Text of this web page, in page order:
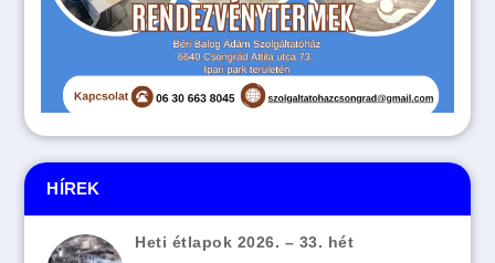
HÍREK
Heti étlapok 2026. – 33. hét